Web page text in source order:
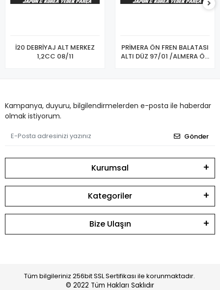
İ20 DEBRİYAJ ALT MERKEZ
1,2CC 08/11
PRİMERA ÖN FREN BALATASI
ALTI DÜZ 97/01 /ALMERA ÖN
Kampanya, duyuru, bilgilendirmelerden e-posta ile haberdar
olmak istiyorum.
Gönder
Kurumsal
Kategoriler
Bize Ulaşın
Tüm bilgileriniz 256bit SSL Sertifikası ile korunmaktadır.
© 2022 Tüm Hakları Saklıdır